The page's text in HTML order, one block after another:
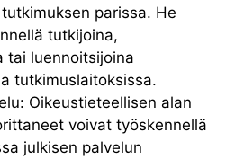
parissa. He
tutkijoina,
tai luennoitsijoina
tutkimuslaitoksissa.
Oikeustieteellisen alan
voivat työskennellä
julkisen palvelun